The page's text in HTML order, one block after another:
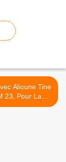
Alioune Tine
23, Pour La
Rassure Les